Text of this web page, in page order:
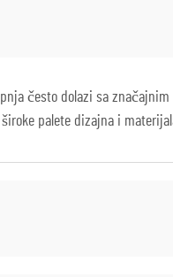
često dolazi sa
palete dizajna i